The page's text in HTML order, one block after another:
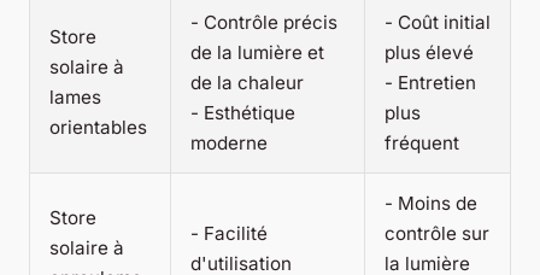
Store
solaire à
lames
orientables
- Contrôle précis
de la lumière et
de la chaleur
- Esthétique
moderne
- Coût initial
plus élevé
- Entretien
plus
fréquent
Store
solaire à
- Facilité
d'utilisation
- Moins de
contrôle sur
la lumière